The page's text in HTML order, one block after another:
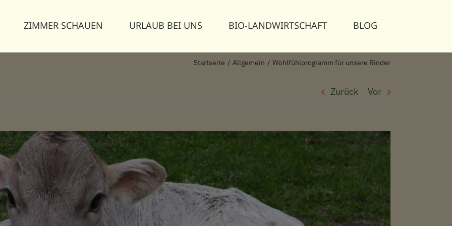
ZIMMER SCHAUEN URLAUB BEI UNS BIO-LANDWIRTSCHAFT BLOG
Startseite Allgemein Wohlfühlprogramm für unsere Rinder
Zurück Vor